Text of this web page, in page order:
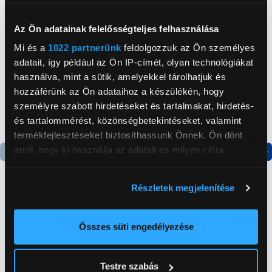
Az Ön adatainak felelősségteljes felhasználása
Mi és a 1022 partnerünk feldolgozzuk az Ön személyes
adatait, így például az Ön IP-címét, olyan technológiákat
használva, mint a sütik, amelyekkel tárolhatjuk és
hozzáférünk az Ön adataihoz a készülékén, hogy
személyre szabott hirdetéseket és tartalmakat, hirdetés-
és tartalommérést, közönségbetekintéseket, valamint
termékfejlesztéseket biztosíthassunk Önnek. Ön dönt
arról, hogy ki használja az adatait és milyen célra.
elhelyezkedéséről pár méteres pontossággal
Az Ön készülékén beazonosítása annak konkrét
Részletek megjelenítése
Összes süti engedélyezése
Testre szabás
Gorenje NRS8182KX Side
by side hűtőszekrény
199 999 Ft
Gorenje RF312EPW4
Felülfagyasztós
99 999 Ft